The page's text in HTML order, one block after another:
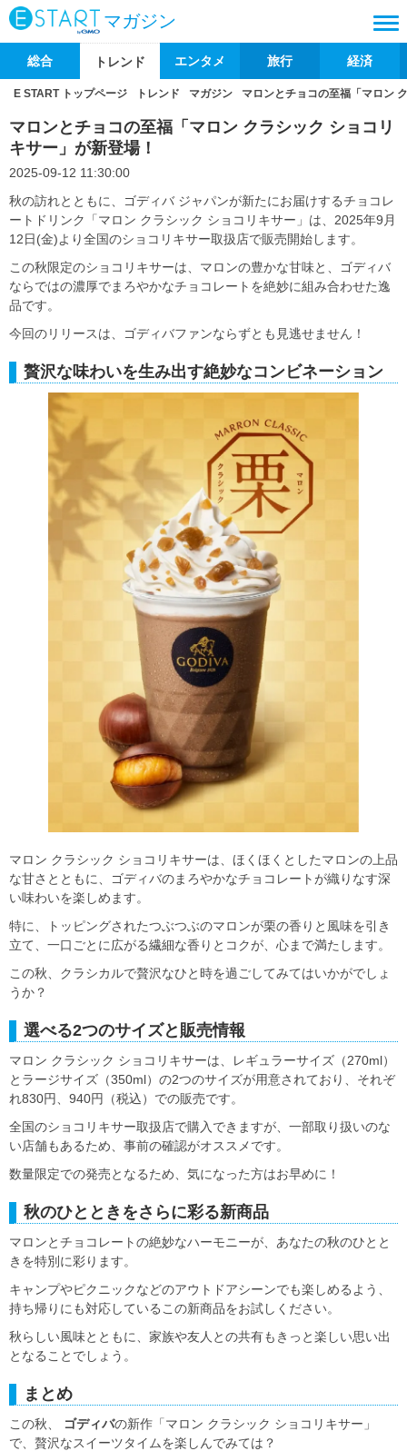
マガジン
総合 トレンド エンタメ 旅行 経済
E START トップページ トレンド マガジン マロンとチョコの至福「マロン
マロンとチョコの至福「マロン クラシック ショコリ
キサー」が新登場！
2025-09-12 11:30:00
秋の訪れとともに、ゴディバ ジャパンが新たにお届けするチョコレ
ートドリンク「マロン クラシック ショコリキサー」は、2025年9月
12日(金)より全国のショコリキサー取扱店で販売開始します。
この秋限定のショコリキサーは、マロンの豊かな甘味と、ゴディバ
ならではの濃厚でまろやかなチョコレートを絶妙に組み合わせた逸
品です。
今回のリリースは、ゴディバファンならずとも見逃せません！
贅沢な味わいを生み出す絶妙なコンビネーション
マロン クラシック ショコリキサーは、ほくほくとしたマロンの上品
な甘さとともに、ゴディバのまろやかなチョコレートが織りなす深
い味わいを楽しめます。
特に、トッピングされたつぶつぶのマロンが栗の香りと風味を引き
立て、一口ごとに広がる繊細な香りとコクが、心まで満たします。
この秋、クラシカルで贅沢なひと時を過ごしてみてはいかがでしょ
うか？
選べる2つのサイズと販売情報
マロン クラシック ショコリキサーは、レギュラーサイズ（270ml）
とラージサイズ（350ml）の2つのサイズが用意されており、それぞ
れ830円、940円（税込）での販売です。
全国のショコリキサー取扱店で購入できますが、一部取り扱いのな
い店舗もあるため、事前の確認がオススメです。
数量限定での発売となるため、気になった方はお早めに！
秋のひとときをさらに彩る新商品
マロンとチョコレートの絶妙なハーモニーが、あなたの秋のひとと
きを特別に彩ります。
キャンプやピクニックなどのアウトドアシーンでも楽しめるよう、
持ち帰りにも対応しているこの新商品をお試しください。
秋らしい風味とともに、家族や友人との共有もきっと楽しい思い出
となることでしょう。
まとめ
この秋、 ゴディバの新作「マロン クラシック ショコリキサー」
で、贅沢なスイーツタイムを楽しんでみては？